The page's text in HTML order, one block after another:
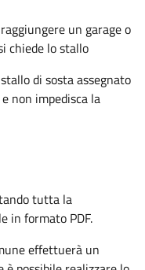
un garage o
chiede lo stallo
di sosta assegnato
non impedisca la
tutta la
in formato PDF.
effettuerà un